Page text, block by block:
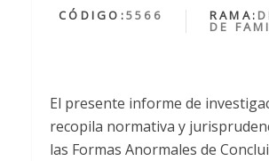
CÓDIGO:5566 RAMA:
DE
El presente informe de
recopila normativa y
las Formas Anormales de